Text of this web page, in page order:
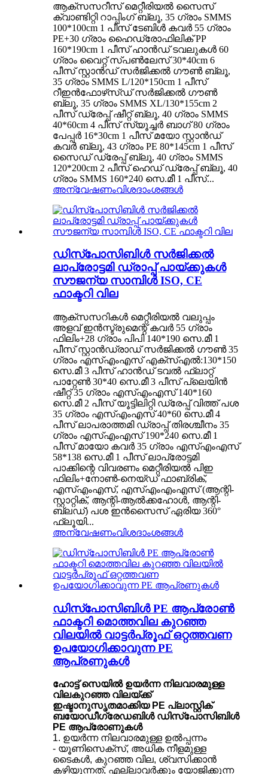
ആക്‌സസറീസ് മെറ്റീരിയൽ സൈസ്
ക്വാണ്ടിറ്റി റാപ്പിംഗ് ബ്ലൂ, 35 ഗ്രാം SMMS
100*100cm 1 പീസ് ടേബിൾ കവർ 55 ഗ്രാം
PE+30 ഗ്രാം ഹൈഡ്രോഫിലിക് PP
160*190cm 1 പീസ് ഹാൻഡ് ടവലുകൾ 60
ഗ്രാം വൈറ്റ് സ്പൺലേസ് 30*40cm 6
പീസ് സ്റ്റാൻഡ് സർജിക്കൽ ഗൗൺ ബ്ലൂ,
35 ഗ്രാം SMMS L/120*150cm 1 പീസ്
റീഇൻഫോഴ്‌സ്ഡ് സർജിക്കൽ ഗൗൺ
ബ്ലൂ, 35 ഗ്രാം SMMS XL/130*155cm 2
പീസ് ഡ്രേപ്പ് ഷീറ്റ് ബ്ലൂ, 40 ഗ്രാം SMMS
40*60cm 4 പീസ് സ്യൂച്ചർ ബാഗ് 80 ഗ്രാം
പേപ്പർ 16*30cm 1 പീസ് മയോ സ്റ്റാൻഡ്
കവർ ബ്ലൂ, 43 ഗ്രാം PE 80*145cm 1 പീസ്
സൈഡ് ഡ്രേപ്പ് ബ്ലൂ, 40 ഗ്രാം SMMS
120*200cm 2 പീസ് ഹെഡ് ഡ്രേപ്പ് ബ്ലൂ, 40
ഗ്രാം SMMS 160*240 സെ.മീ 1 പീസ്...
അന്വേഷണംവിശദാംശങ്ങൾ
ഡിസ്പോസിബിൾ സർജിക്കൽ
ലാപ്രോട്ടമി ഡ്രാപ്പ് പായ്ക്കുകൾ
സൗജന്യ സാമ്പിൾ ISO, CE
ഫാക്ടറി വില
ആക്‌സസറികൾ മെറ്റീരിയൽ വലുപ്പം
അളവ് ഇൻസ്ട്രുമെന്റ് കവർ 55 ഗ്രാം
ഫിലിം+28 ഗ്രാം പിപി 140*190 സെ.മീ 1
പീസ് സ്റ്റാൻഡ്രാഡ് സർജിക്കൽ ഗൗൺ 35
ഗ്രാം എസ്എംഎസ് എക്സ്എൽ:130*150
സെ.മീ 3 പീസ് ഹാൻഡ് ടവൽ ഫ്ലാറ്റ്
പാറ്റേൺ 30*40 സെ.മീ 3 പീസ് പ്ലെയിൻ
ഷീറ്റ് 35 ഗ്രാം എസ്എംഎസ് 140*160
സെ.മീ 2 പീസ് യൂട്ടിലിറ്റി ഡ്രേപ്പ് വിത്ത് പശ
35 ഗ്രാം എസ്എംഎസ് 40*60 സെ.മീ 4
പീസ് ലാപരാത്തമി ഡ്രാപ്പ് തിരശ്ചീനം 35
ഗ്രാം എസ്എംഎസ് 190*240 സെ.മീ 1
പീസ് മായോ കവർ 35 ഗ്രാം എസ്എംഎസ്
58*138 സെ.മീ 1 പീസ് ലാപ്രോട്ടമി
പാക്കിന്റെ വിവരണം മെറ്റീരിയൽ പിഇ
ഫിലിം+നോൺ-നെയ്‌ഡ് ഫാബ്രിക്,
എസ്എംഎസ്, എസ്എംഎംഎസ് (ആന്റി-
സ്റ്റാറ്റിക്, ആന്റി-ആൽക്കഹോൾ, ആന്റി-
ബ്ലഡ്) പശ ഇൻസൈസ് ഏരിയ 360°
ഫ്ലൂയി...
അന്വേഷണംവിശദാംശങ്ങൾ
ഡിസ്പോസിബിൾ PE ആപ്രോൺ
ഫാക്ടറി മൊത്തവില കുറഞ്ഞ
വിലയിൽ വാട്ടർപ്രൂഫ് ഒറ്റത്തവണ
ഉപയോഗിക്കാവുന്ന PE
ആപ്രണുകൾ
ഹോട്ട് സെയിൽ ഉയർന്ന നിലവാരമുള്ള
വിലകുറഞ്ഞ വിലയ്ക്ക്
ഇഷ്ടാനുസൃതമാക്കിയ PE പ്ലാസ്റ്റിക്
ബയോഡീഗ്രേഡബിൾ ഡിസ്പോസിബിൾ
PE ആപ്രോണുകൾ
1. ഉയർന്ന നിലവാരമുള്ള ഉൽപ്പന്നം
- യൂണിസെക്സ്, അധിക നീളമുള്ള
ടൈകൾ, കുറഞ്ഞ വില, ശ്വസിക്കാൻ
കഴിയുന്നത്, എല്ലാവർക്കും യോജിക്കുന്ന